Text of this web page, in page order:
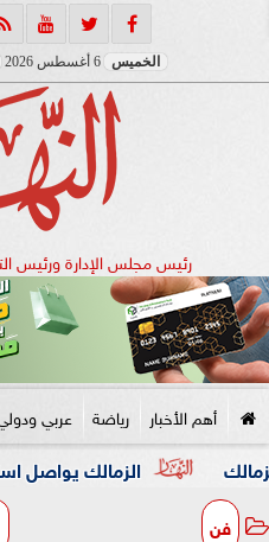
الخميس
رئيس مجلس الإدارة ورئيس
أهم الأخبار رياضة عربي
الزمالك يواصل استعداداته
فن